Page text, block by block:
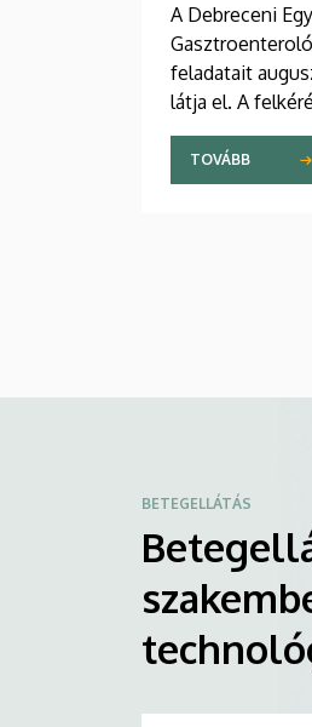
A Debreceni
feladatait
látja el. A
professzor, a
valamint
szakdolgozói
TOVÁBB
BETEGELLÁTÁS